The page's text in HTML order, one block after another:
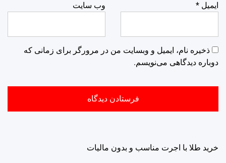
ایمیل * وب‌ سایت
ذخیره نام، ایمیل و وبسایت من در مرورگر برای زمانی که
دوباره دیدگاهی می‌نویسم.
خرید طلا با اجرت مناسب و بدون مالیات